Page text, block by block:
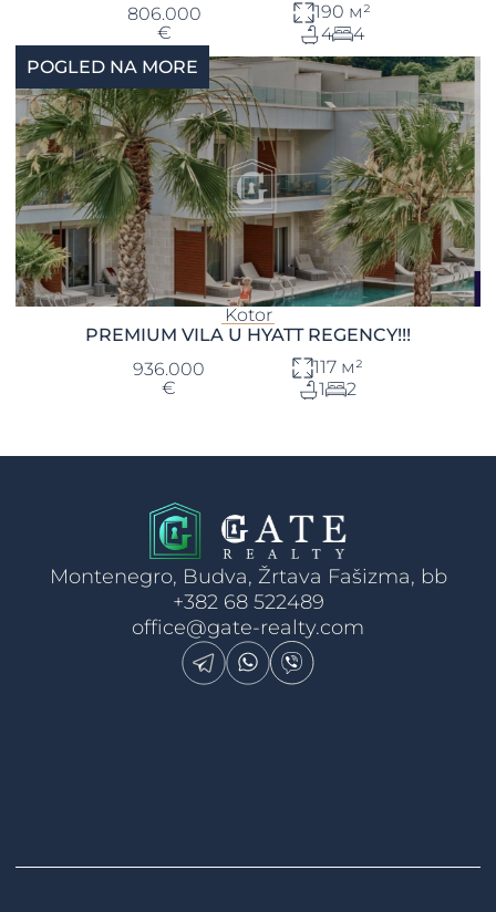
806.000
€
190 м²
4
4
POGLED NA MORE
Kotor
PREMIUM VILA U HYATT REGENCY!!!
936.000
€
117 м²
1
2
Montenegro, Budva, Žrtava Fašizma, bb
+382 68 522489
office@gate-realty.com